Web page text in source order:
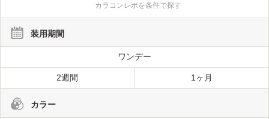
カラコンレポを条件で探す
装用期間
ワンデー
2週間 1ヶ月
カラー